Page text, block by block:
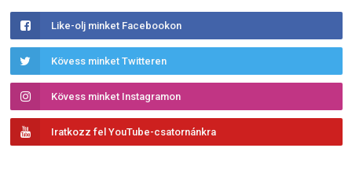
Like-olj minket Facebookon
Kövess minket Twitteren
Kövess minket Instagramon
Iratkozz fel YouTube-csatornánkra